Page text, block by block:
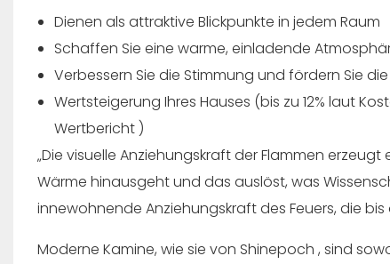
Dienen als attraktive Blickpunkte in jedem Raum
Schaffen Sie eine warme, einladende
Verbessern Sie die Stimmung und fördern Sie
Wertsteigerung Ihres Hauses (bis zu 12% laut
Wertbericht )
„Die visuelle Anziehungskraft der Flammen
Wärme hinausgeht und das auslöst, was
innewohnende Anziehungskraft des Feuers, die
Moderne Kamine, wie sie von Shinepoch , sind